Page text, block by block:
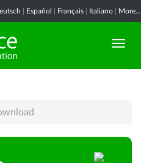
Español Français Italiano More...